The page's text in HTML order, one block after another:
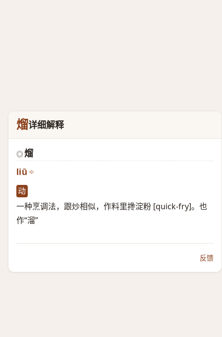
熘详细解释
◎ 熘
liū
动
一种烹调法，跟炒相似，作料里搀淀粉 [quick-fry]。也
作“溜”
反馈